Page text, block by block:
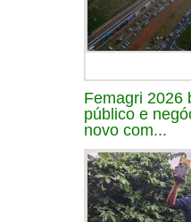
Femagri 2026
público e
novo com...